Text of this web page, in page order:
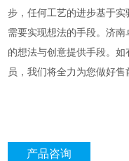
步，任何工艺的进步基于
需要实现想法的手段。济
的想法与创意提供手段。如
员，我们将全力为您做好售
产品咨询